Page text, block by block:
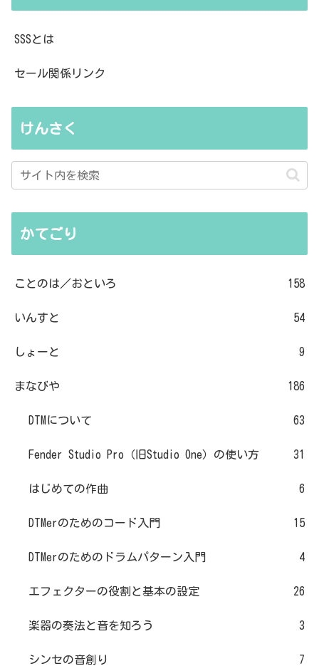
SSSとは
セール関係リンク
けんさく
かてごり
ことのは／おといろ 158
いんすと 54
しょーと 9
まなびや 186
DTMについて 63
Fender Studio Pro（旧Studio One）の使い方 31
はじめての作曲 6
DTMerのためのコード入門 15
DTMerのためのドラムパターン入門 4
エフェクターの役割と基本の設定 26
楽器の奏法と音を知ろう 3
シンセの音創り 7